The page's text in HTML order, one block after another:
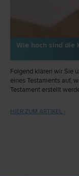
Wie hoch sind die
Folgend klären wir Sie
eines Testaments auf,
Testament erstellt
HIER ZUM ARTIKEL ›